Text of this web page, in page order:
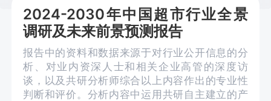
2024-2030年中国超市行业全景
调研及未来前景预测报告
报告中的资料和数据来源于对行业公开信息的分
析、对业内资深人士和相关企业高管的深度访
谈，以及共研分析师综合以上内容作出的专业性
判断和评价。分析内容中运用共研自主建立的产